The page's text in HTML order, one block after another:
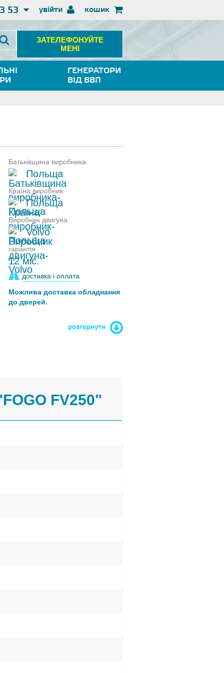
увійти
53 кошик
ЗАТЕЛЕФОНУЙТЕ
МЕНІ
ГЕНЕРАТОРИ
ВІД ВВП
Батьківщина виробника
Польща
Країна виробник
Польща
Виробник двигуна
Volvo
гарантія
12 міс.
доставка і оплата
Можлива доставка обладнання
до дверей.
розгорнути
FV250"